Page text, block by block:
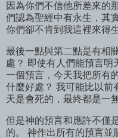
因為你們不信他所差來的
們認為聖經中有永生，其
你們卻不肯到我這裡來得生
最後一點與第二點是有相
處？ 即使有人們能預言明
一個預言，今天我把所有
什麼好處？ 我可能比以前
天是會死的，最終都是一
但是神的預言和應許不僅
的。 神作出所有的預言並